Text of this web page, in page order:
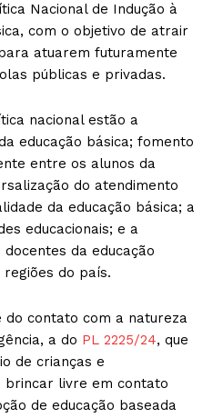
Nacional de Indução à
com o objetivo de atrair
atuarem futuramente
públicas e privadas.
nacional estão a
educação básica; fomento
entre os alunos da
do atendimento
da educação básica; a
educacionais; e a
da educação
do país.
contato com a natureza
a do PL 2225/24, que
de crianças e
brincar livre em contato
de educação baseada